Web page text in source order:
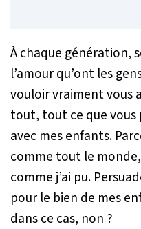
À chaque génération,
l’amour qu’ont les
vouloir vraiment vous
tout, tout ce que vous
avec mes enfants.
comme tout le monde,
comme j’ai pu.
pour le bien de mes
dans ce cas, non ?